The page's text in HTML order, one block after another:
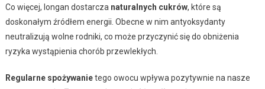
Co więcej, longan dostarcza naturalnych cukrów, które są
doskonałym źródłem energii. Obecne w nim antyoksydanty
neutralizują wolne rodniki, co może przyczynić się do obniżenia
ryzyka wystąpienia chorób przewlekłych.
Regularne spożywanietego owocu wpływa pozytywnie na nasze